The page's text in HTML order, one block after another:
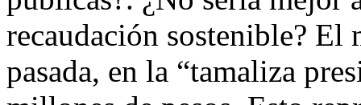
recaudación sostenible? El
pasada, en la “tamaliza